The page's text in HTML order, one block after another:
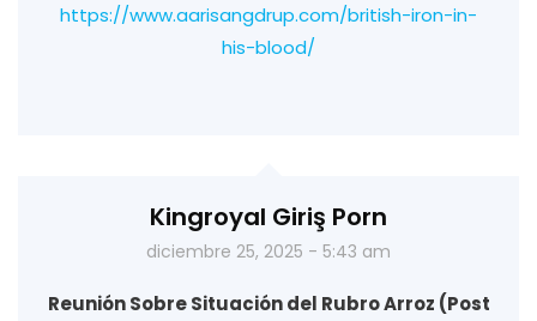
https://www.aarisangdrup.com/british-iron-in-
his-blood/
Kingroyal Giriş Porn
diciembre 25, 2025 - 5:43 am
Reunión Sobre Situación del Rubro Arroz (Post